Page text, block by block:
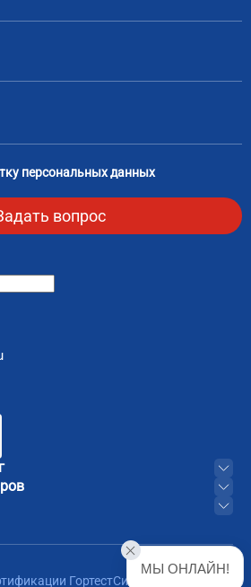
персональных данных
ГортестСибирь. Все права
МЫ ОНЛАЙН!